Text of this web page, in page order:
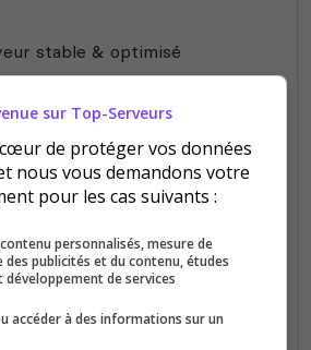
stable & optimisé
active & chill
pensée pour durer
sur Top-Serveurs
de protéger vos données
nous vous demandons votre
pour les cas suivants :
personnalisés, mesure de
publicités et du contenu, études
développement de services
accéder à des informations sur un